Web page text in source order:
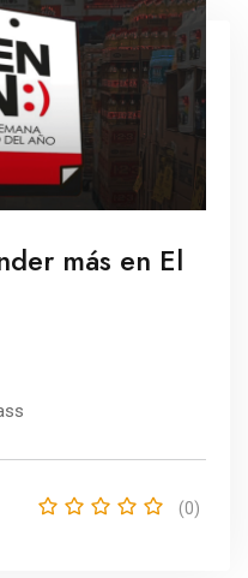
más en El
(0)